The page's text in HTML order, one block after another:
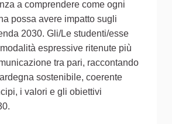
a comprendere come ogni
possa avere impatto sugli
2030. Gli/Le studenti/esse
espressive ritenute più
tra pari, raccontando
sostenibile, coerente
i valori e gli obiettivi